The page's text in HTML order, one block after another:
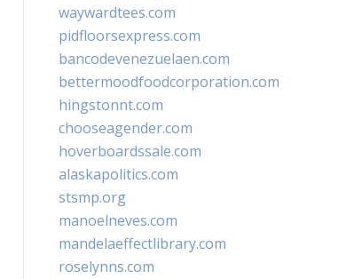
waywardtees.com
pidfloorsexpress.com
bancodevenezuelaen.com
bettermoodfoodcorporation.com
hingstonnt.com
chooseagender.com
hoverboardssale.com
alaskapolitics.com
stsmp.org
manoelneves.com
mandelaeffectlibrary.com
roselynns.com